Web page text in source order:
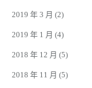
2019 年 3 月 (2)
2019 年 1 月 (4)
2018 年 12 月 (5)
2018 年 11 月 (5)